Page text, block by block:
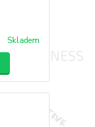
Skladem